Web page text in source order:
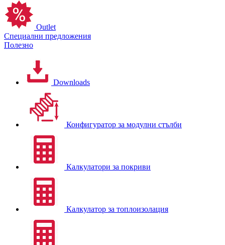
Outlet
Специални предложения
Полезно
Downloads
Конфигуратор за модулни стълби
Калкулатори за покриви
Калкулатор за топлоизолация